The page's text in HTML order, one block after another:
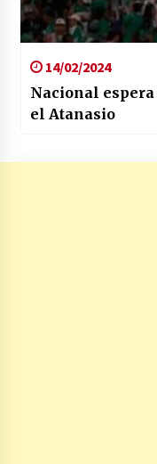
14/02/2024
Nacional
el Atanasio